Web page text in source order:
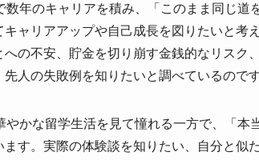
数年のキャリアを積み、「このまま同じ
キャリアアップや自己成長を図りたいと考
への不安、貯金を切り崩す金銭的なリスク
人の失敗例を知りたいと調べているのです
やかな留学生活を見て憧れる一方で、「本
ます。実際の体験談を知りたい、自分と似